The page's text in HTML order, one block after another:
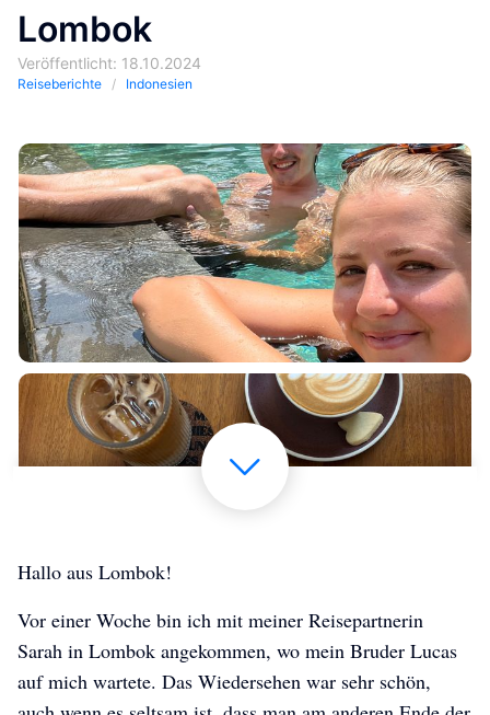
Lombok
Veröffentlicht: 18.10.2024
Reiseberichte Indonesien
Hallo aus Lombok!
Vor einer Woche bin ich mit meiner Reisepartnerin
Sarah in Lombok angekommen, wo mein Bruder Lucas
auf mich wartete. Das Wiedersehen war sehr schön,